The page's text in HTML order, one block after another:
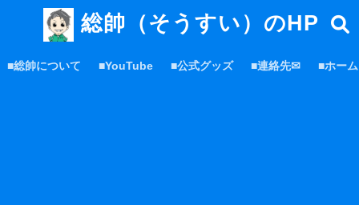
総帥（そうすい）のHP
■総帥について ■YouTube ■公式グッズ ■連絡先✉ ■ホーム